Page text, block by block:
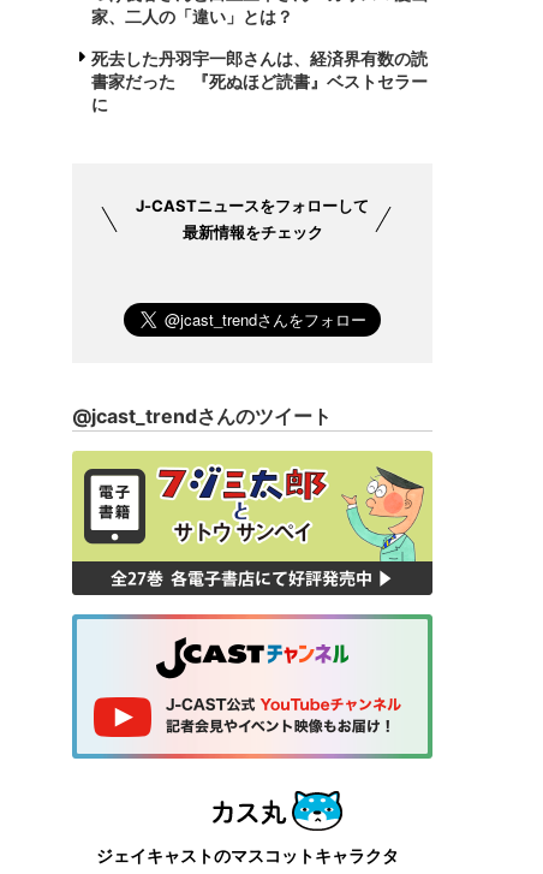
家、二人の「違い」とは？
死去した丹羽宇一郎さんは、経済界有数の読
書家だった 『死ぬほど読書』ベストセラー
に
J-CASTニュースをフォローして
最新情報をチェック
@jcast_trendさんのツイート
ジェイキャストのマスコットキャラクタ